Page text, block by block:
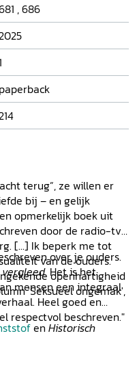
,686
paperback
terug”, ze willen er
bij – en gelijk
opmerkelijk boek uit
door de radio-tv-
[...] Ik beperk me tot
van de ouders.
openhartigheid
'Seksueel ongemak',
over je ouders.
. Het is het
mensen een integraal
Heel goed en
respectvol beschreven."
en Historisch